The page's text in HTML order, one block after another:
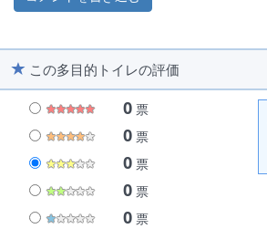
この多目的トイレの評価
0 票
0 票
0 票
0 票
0 票